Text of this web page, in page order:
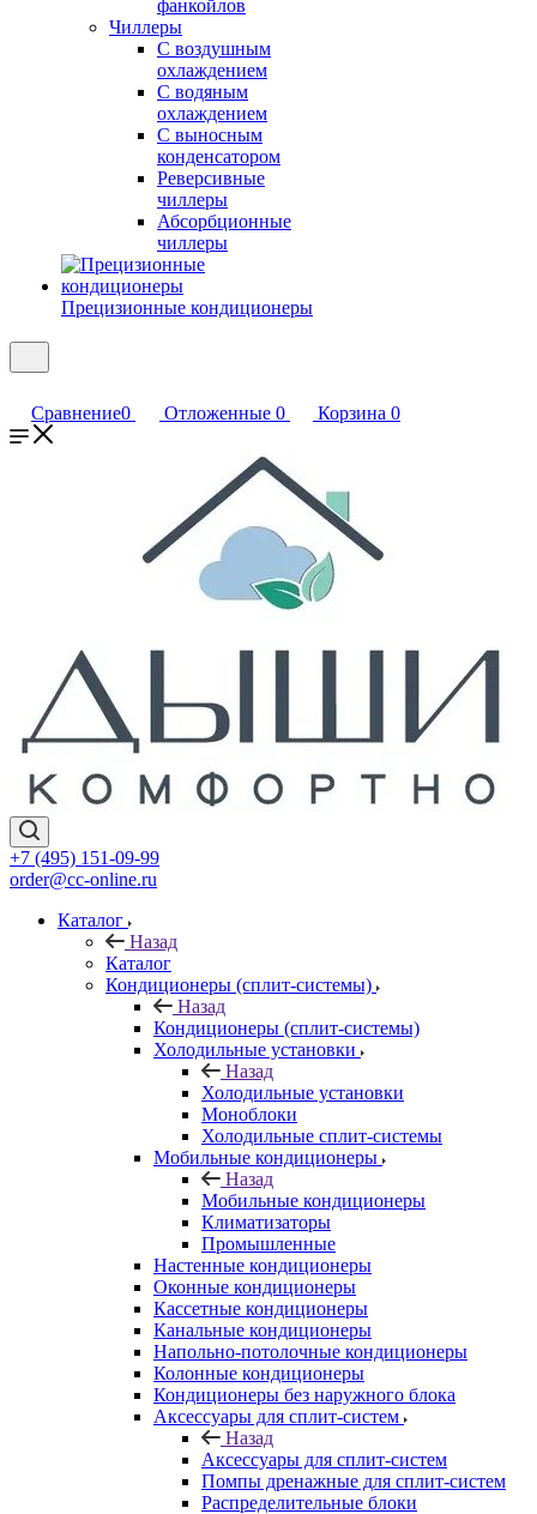
фанкойлов
Чиллеры
С воздушным
охлаждением
С водяным
охлаждением
С выносным
конденсатором
Реверсивные
чиллеры
Абсорбционные
чиллеры
Прецизионные кондиционеры
Сравнение0 Отложенные 0 Корзина 0
+7 (495) 151-09-99
order@cc-online.ru
Каталог
Назад
Каталог
Кондиционеры (сплит-системы)
Назад
Кондиционеры (сплит-системы)
Холодильные установки
Назад
Холодильные установки
Моноблоки
Холодильные сплит-системы
Мобильные кондиционеры
Назад
Мобильные кондиционеры
Климатизаторы
Промышленные
Настенные кондиционеры
Оконные кондиционеры
Кассетные кондиционеры
Канальные кондиционеры
Напольно-потолочные кондиционеры
Колонные кондиционеры
Кондиционеры без наружного блока
Аксессуары для сплит-систем
Назад
Аксессуары для сплит-систем
Помпы дренажные для сплит-систем
Распределительные блоки